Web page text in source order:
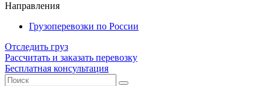
Направления
Грузоперевозки по России
Отследить груз
Рассчитать и заказать перевозку
Бесплатная консультация